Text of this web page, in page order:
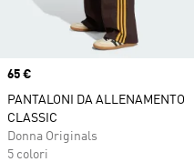
Price
65 €
PANTALONI DA ALLENAMENTO
CLASSIC
Donna Originals
5 colori